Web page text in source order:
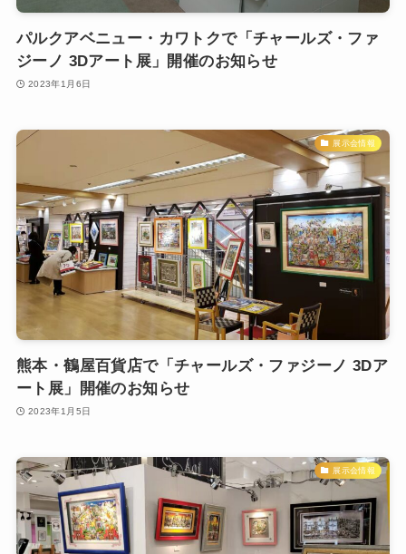
パルクアベニュー・カワトクで「チャールズ・ファ
ジーノ 3Dアート展」開催のお知らせ
2023年1月6日
展示会情報
熊本・鶴屋百貨店で「チャールズ・ファジーノ 3Dア
ート展」開催のお知らせ
2023年1月5日
展示会情報